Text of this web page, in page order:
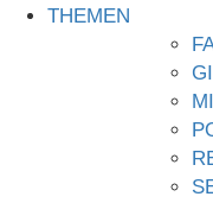
THEMEN